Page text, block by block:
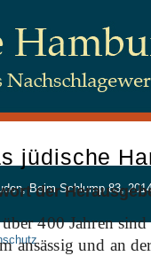
jüdische
der
400 Jahren
ansässig und an
Beim Schlump 83,